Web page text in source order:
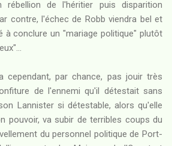
rébellion de l'héritier puis disparition
contre, l'échec de Robb viendra bel et
à conclure un "mariage politique" plutôt
par chance, pas jouir très
de l'ennemi qu'il détestait sans
Lannister si détestable, alors qu'elle
pouvoir, va subir de terribles coups du
du personnel politique de Port-